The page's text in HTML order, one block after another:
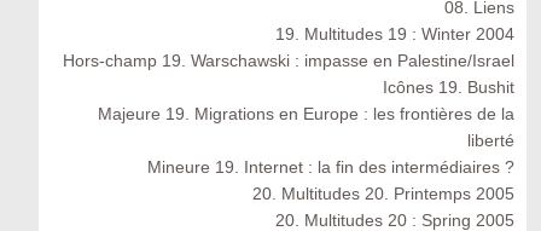
08. Liens
19. Multitudes 19 : Winter 2004
Hors-champ 19. Warschawski : impasse en Palestine/Israel
Icônes 19. Bushit
Majeure 19. Migrations en Europe : les frontières de la
liberté
Mineure 19. Internet : la fin des intermédiaires ?
20. Multitudes 20. Printemps 2005
20. Multitudes 20 : Spring 2005